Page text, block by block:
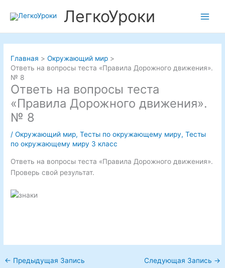
ЛегкоУроки
Главная
Окружающий мир
Ответь на вопросы теста «Правила Дорожного движения».
№ 8
Ответь на вопросы теста
«Правила Дорожного движения».
№ 8
/Окружающий мир,Тесты по окружающему миру,Тесты
по окружающему миру 3 класс
Ответь на вопросы теста «Правила Дорожного движения».
Проверь свой результат.
← Предыдущая Запись Следующая Запись →